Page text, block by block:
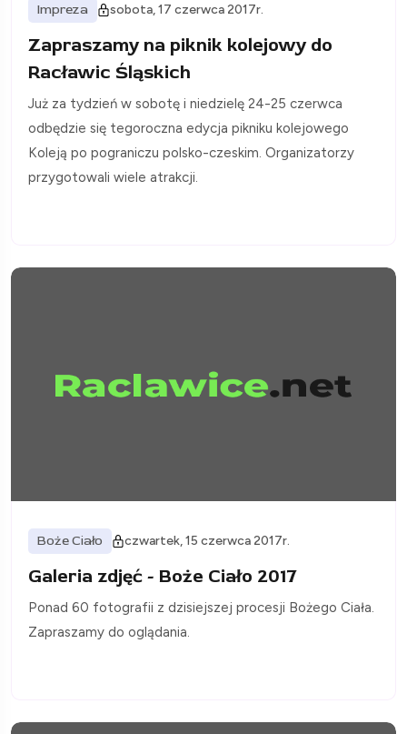
Impreza sobota, 17 czerwca 2017r.
Zapraszamy na piknik kolejowy do
Racławic Śląskich
Już za tydzień w sobotę i niedzielę 24-25 czerwca
odbędzie się tegoroczna edycja pikniku kolejowego
Koleją po pograniczu polsko-czeskim. Organizatorzy
przygotowali wiele atrakcji.
Boże Ciało czwartek, 15 czerwca 2017r.
Galeria zdjęć - Boże Ciało 2017
Ponad 60 fotografii z dzisiejszej procesji Bożego Ciała.
Zapraszamy do oglądania.